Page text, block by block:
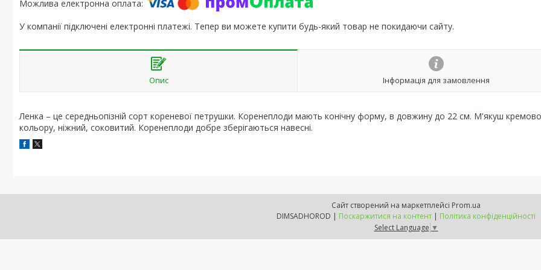
У компанії підключені електронні платежі. Тепер ви можете купити будь-який товар не покидаючи сайту.
Опис Інформація для замовлення
Ленка – це середньопізній сорт кореневої петрушки. Коренеплоди мають конічну форму, в довжину до 22 см. М'якуш
кольору, ніжний, соковитий. Коренеплоди добре зберігаються навесні.
Сайт створений на маркетплейсі Prom.ua
DIMSADHOROD | Поскаржитися на контент | Політика конфіденційності
Select Language ▼